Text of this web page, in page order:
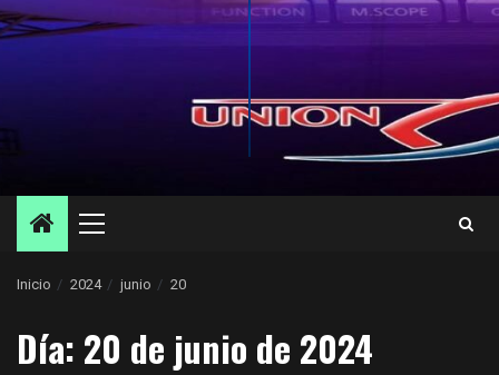
Menú
Inicio 2024 junio 20
Día: 20 de junio de 2024